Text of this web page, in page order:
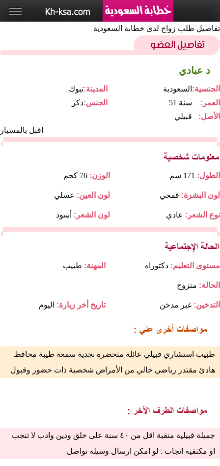
تفاصيل طلب زواج لدى خطابة السعودية
د عبادي
تبوكالمدينة: السعودية الجنسية:
ذكرالجنس: 51 سنة
العمر:
قبيلي
الأصل:
اقبل بالمسيار
الوزن: 76 كجم الطول: 171 سم
لون العين: عسلي لون البشرة: قمحي
لون الشعر: أسود نوع الشعر: عادي
المهنة: طبيب مستوى التعليم: دكتوراه
الحالة: متزوج
تاريخ أخر زيارة: اليوم التدخين: غير مدخن
طبيب استشاري قبيلي عائلة متحضرة نجدية سمعة طيبة محافظ
هادئ مقتدر رياضي خالي من الأمراض شخصية ذات حضور وقبول
جميلة قبيلية منقبة اقل من ٤٠ سنة على خلق ودين وادب لا تنجب
او مكتفية انجاب . لو امكن ارسال وسيلة تواصل